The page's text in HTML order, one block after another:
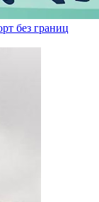
без границ